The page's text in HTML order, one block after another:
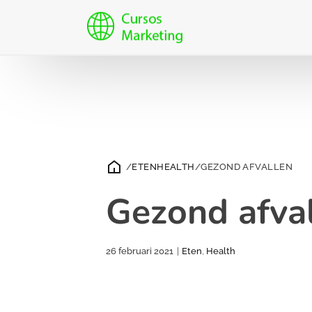
/ETENHEALTH/GEZOND AFVALLEN
Gezond
26 februari 2021 | Eten Health